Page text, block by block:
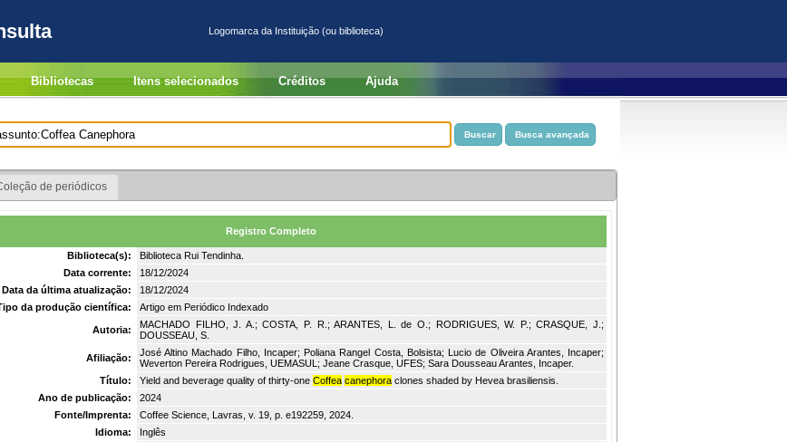
Logomarca da Instituição (ou biblioteca)
Bibliotecas Itens selecionados Créditos Ajuda
de periódicos
Registro Completo
Biblioteca(s):
Biblioteca Rui Tendinha.
Data corrente:
18/12/2024
Data da última atualização:
18/12/2024
da produção científica:
Artigo em Periódico Indexado
Autoria:
MACHADO FILHO, J. A.; COSTA, P. R.; ARANTES, L. de O.; RODRIGUES, W. P.; CRASQUE, J.;
DOUSSEAU, S.
Afiliação:
José Altino Machado Filho, Incaper; Poliana Rangel Costa, Bolsista; Lucio de Oliveira Arantes, Incaper;
Weverton Pereira Rodrigues, UEMASUL; Jeane Crasque, UFES; Sara Dousseau Arantes, Incaper.
Título:
Yield and beverage quality of thirty-one Coffea canephora clones shaded by Hevea brasiliensis.
Ano de publicação:
2024
Fonte/Imprenta:
Coffee Science, Lavras, v. 19, p. e192259, 2024.
Idioma:
Inglês